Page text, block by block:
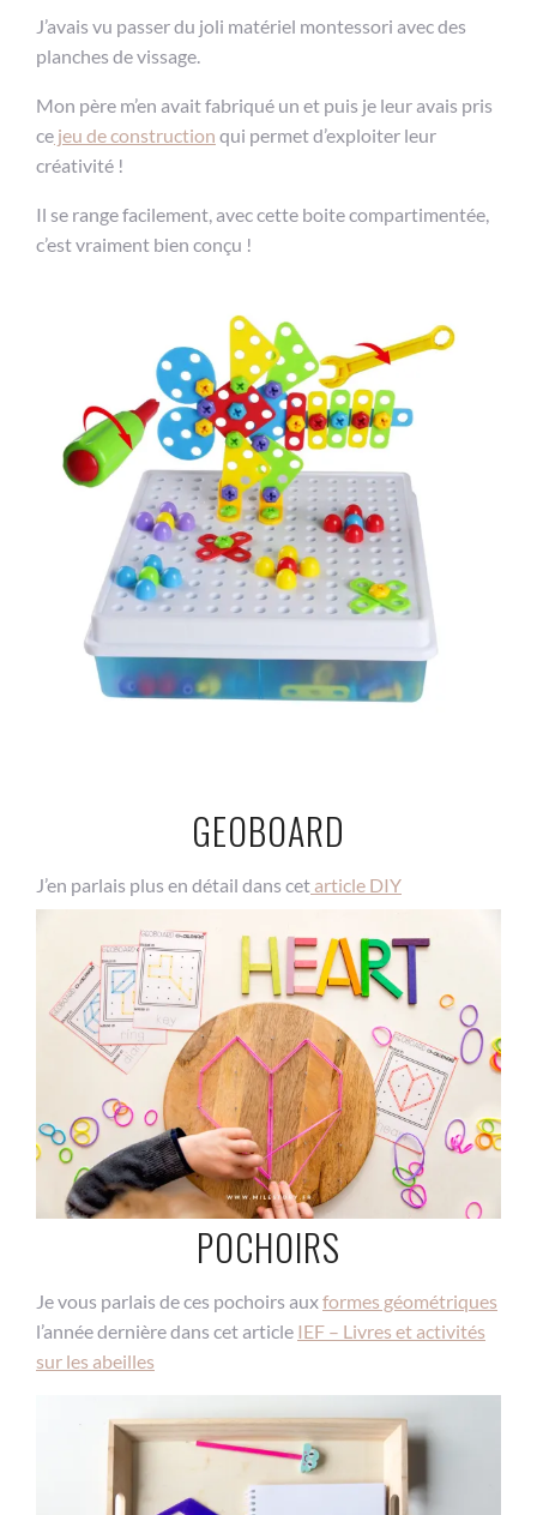
J’avais vu passer du joli matériel montessori avec des
planches de vissage.
Mon père m’en avait fabriqué un et puis je leur avais pris
ce jeu de construction qui permet d’exploiter leur
créativité !
Il se range facilement, avec cette boite compartimentée,
c’est vraiment bien conçu !
GEOBOARD
J’en parlais plus en détail dans cet article DIY
POCHOIRS
Je vous parlais de ces pochoirs auxformes géométriques
l’année dernière dans cet article IEF – Livres et activités
sur les abeilles